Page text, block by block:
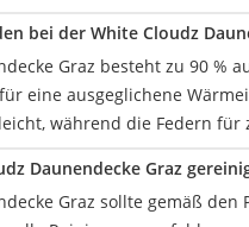
bei der White Cloudz
Graz besteht zu 90 %
eine ausgeglichene
während die Federn für
Daunendecke Graz
Graz sollte gemäß